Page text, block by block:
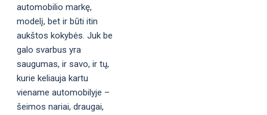
automobilio markę,
modelį, bet ir būti itin
aukštos kokybės. Juk be
galo svarbus yra
saugumas, ir savo, ir tų,
kurie keliauja kartu
viename automobilyje –
šeimos nariai, draugai,